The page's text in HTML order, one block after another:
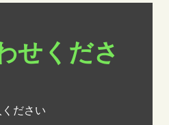
せくださ
ださい